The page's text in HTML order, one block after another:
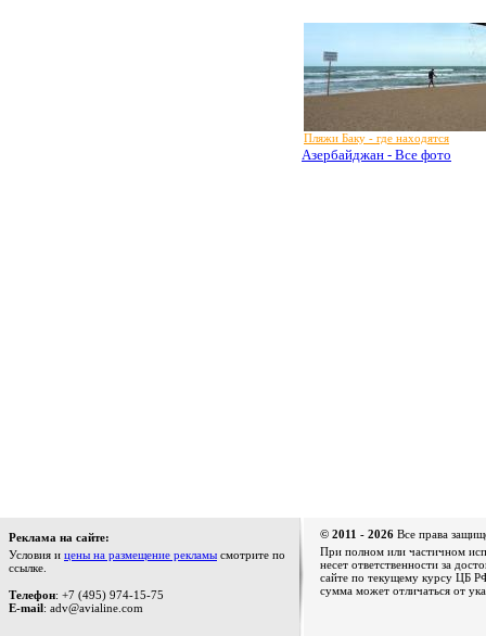
Пляжи Баку - где находятся
Азербайджан - Все фото
Реклама на сайте:
Условия и цены на размещение рекламы смотрите по
ссылке.
Телефон: +7 (495) 974-15-75
E-mail: adv@avialine.com
© 2011 - 2026 Все права
При полном или частичном
несет ответственности за
сайте по текущему курсу ЦБ
сумма может отличаться от